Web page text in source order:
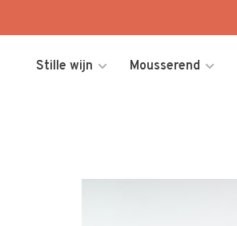
Stille wijn Mousserend